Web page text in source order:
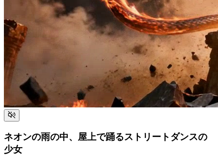
ネオンの雨の中、屋上で踊るストリートダンスの
少女